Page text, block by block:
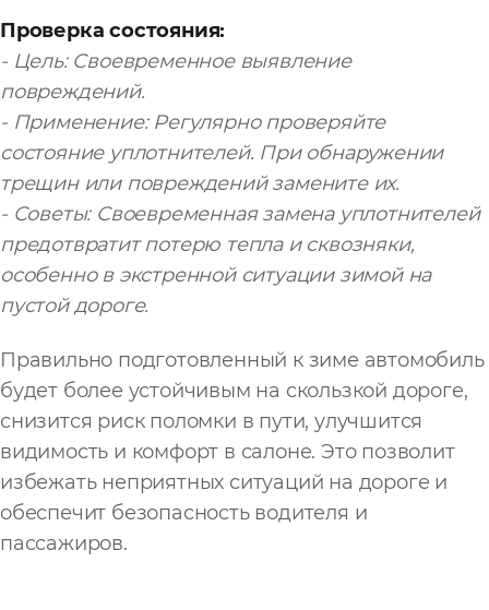
Проверка состояния:
- Цель: Своевременное выявление
повреждений.
- Применение: Регулярно проверяйте
состояние уплотнителей. При обнаружении
трещин или повреждений замените их.
- Советы: Своевременная замена уплотнителей
предотвратит потерю тепла и сквозняки,
особенно в экстренной ситуации зимой на
пустой дороге.
Правильно подготовленный к зиме автомобиль
будет более устойчивым на скользкой дороге,
снизится риск поломки в пути, улучшится
видимость и комфорт в салоне. Это позволит
избежать неприятных ситуаций на дороге и
обеспечит безопасность водителя и
пассажиров.